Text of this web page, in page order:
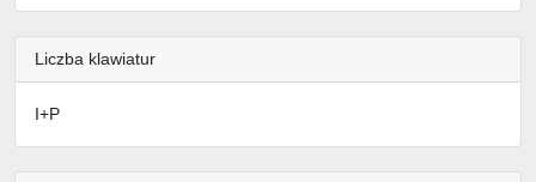
Liczba klawiatur
I+P